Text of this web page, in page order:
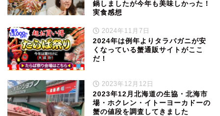
鍋しましたが今年も美味しかった！
実食感想
2024年11月7日
2024年は例年よりタラバガニが安
くなっている蟹通販サイトがここ
だ！
2023年12月12日
2023年12月北海道の生協・北海市
場・ホクレン・イトーヨーカドーの
蟹の値段を調査してきました